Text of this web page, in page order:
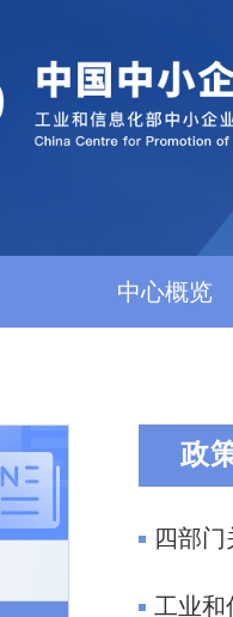
中心概览
政
四部